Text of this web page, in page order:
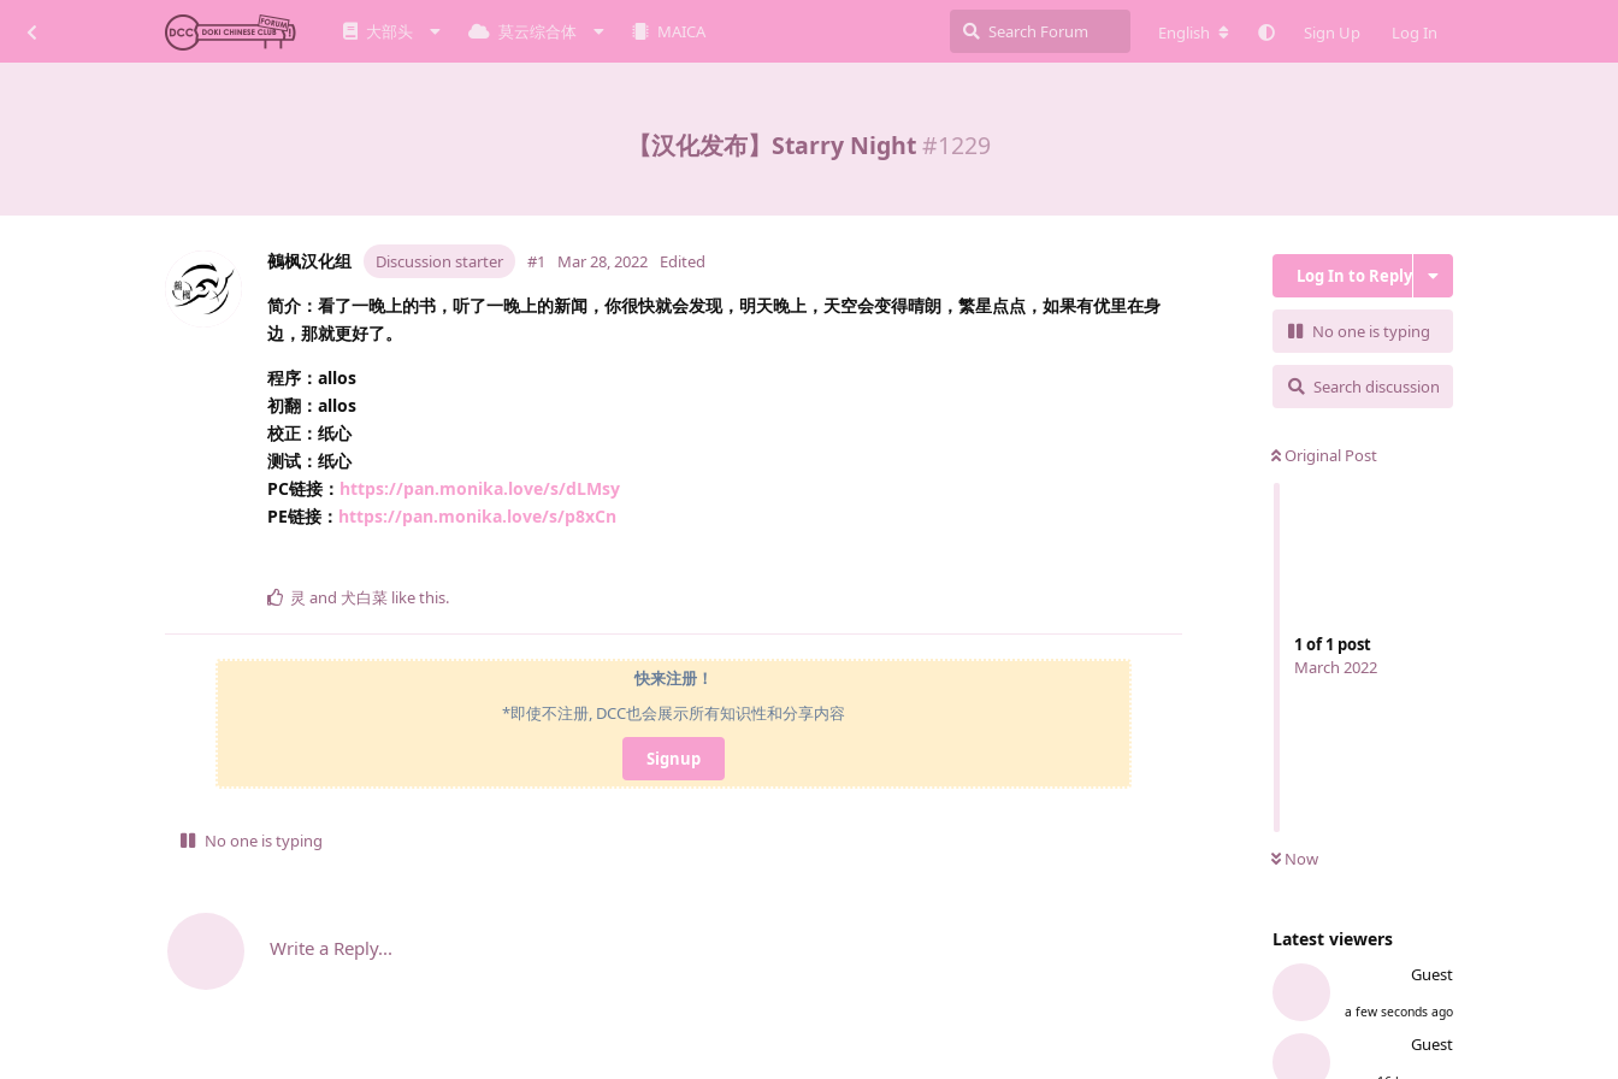
大部头 莫云综合体 MAICA English Sign Up Log In
【汉化发布】Starry Night#1229
Log In to Reply
No one is typing
Search discussion
Original Post
1 of1 post
March 2022
Now
Latest viewers
Guest
a few seconds ago
Guest
鵺枫汉化组 Discussion starter #1 Mar 28, 2022 Edited
简介：看了一晚上的书，听了一晚上的新闻，你很快就会发现，明天晚上，天空会变得晴朗，繁星点点，如果有优里在身
边，那就更好了。
程序：allos
初翻：allos
校正：纸心
测试：纸心
PC链接： https://pan.monika.love/s/dLMsy
PE链接： https://pan.monika.love/s/p8xCn
灵 and 犬白菜 like this.
快来注册！
*即使不注册, DCC也会展示所有知识性和分享内容
Signup
No one is typing
Write a Reply...